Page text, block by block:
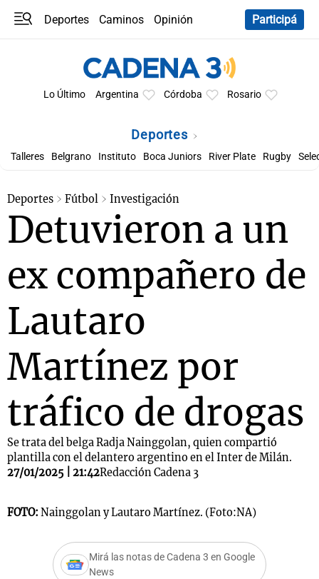
Deportes Caminos
Opinión
Participá
Lo Último Argentina Córdoba Rosario
Deportes
Talleres Belgrano Instituto Boca Juniors River Plate Rugby
Deportes Fútbol Investigación
Detuvieron a un
ex compañero de
Lautaro
Martínez por
tráfico de drogas
Se trata del belga Radja Nainggolan, quien compartió
plantilla con el delantero argentino en el Inter de Milán.
27/01/2025 | 21:42Redacción Cadena 3
FOTO: Nainggolan y Lautaro Martínez. (Foto:NA)
Mirá las notas de Cadena 3 en Google
News